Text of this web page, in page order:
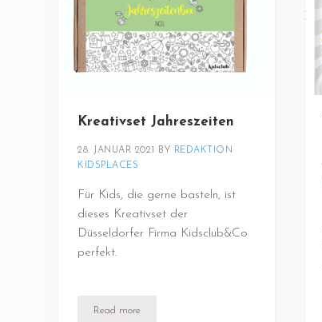
Kreativset Jahreszeiten
28. JANUAR 2021 BY REDAKTION
KIDSPLACES
Für Kids, die gerne basteln, ist
dieses Kreativset der
Düsseldorfer Firma Kidsclub&Co
perfekt.
Read moreKreativset Jahreszeiten